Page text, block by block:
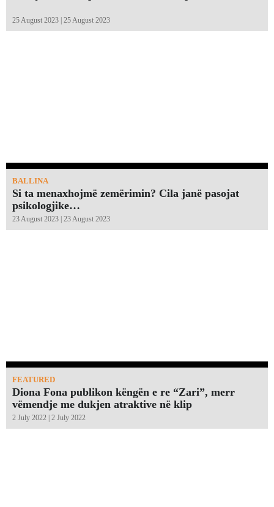
25 August 2023 | 25 August 2023
BALLINA
Si ta menaxhojmë zemërimin? Cila janë pasojat
psikologjike…
23 August 2023 | 23 August 2023
FEATURED
Diona Fona publikon këngën e re “Zari”, merr
vëmendje me dukjen atraktive në klip
2 July 2022 | 2 July 2022